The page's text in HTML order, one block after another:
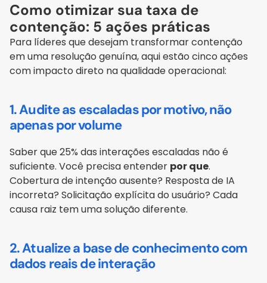
Como otimizar sua taxa de
contenção: 5 ações práticas
Para líderes que desejam transformar contenção
em uma resolução genuína, aqui estão cinco ações
com impacto direto na qualidade operacional:
1. Audite as escaladas por motivo, não
apenas por volume
Saber que 25% das interações escaladas não é
suficiente. Você precisa entender por que.
Cobertura de intenção ausente? Resposta de IA
incorreta? Solicitação explícita do usuário? Cada
causa raiz tem uma solução diferente.
2. Atualize a base de conhecimento com
dados reais de interação